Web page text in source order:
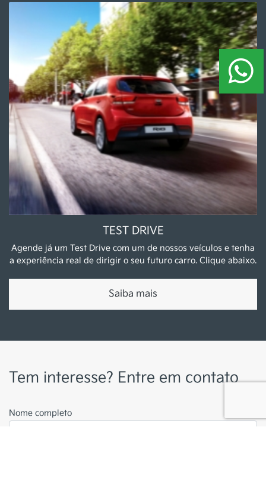
Serviços
Revisão
Assistência Técnica
Peças e acessórios
Pneus
Soluções financeiras
Seguros
Fale conosco
Sobre nós
Contato
Test Drive
Política de privacidade
Desenvolvido pela DEALERSPACE ® Direitos Reservados.